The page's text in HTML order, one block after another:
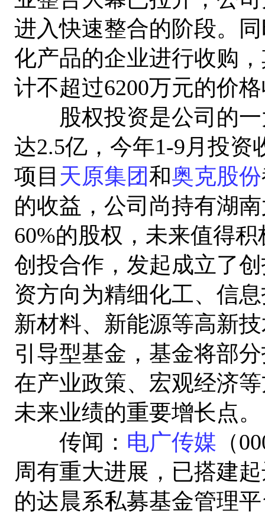
进入快速整合的阶段。
化产品的企业进行收购
计不超过6200万元的价
股权投资是公司的一
达2.5亿，今年1-9月投
项目 天原集团和奥克股份
的收益，公司尚持有湖
60%的股权，未来值得
创投合作，发起成立了
资方向为精细化工、信
新材料、新能源等高新
引导型基金，基金将部
在产业政策、宏观经济
未来业绩的重要增长点。
传闻： 电广传媒 （
周有重大进展，已搭建
的达晨系私募基金管理